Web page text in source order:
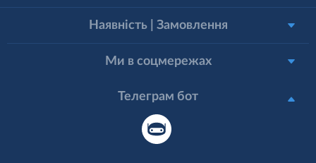
Наявність | Замовлення
Ми в соцмережах
Телеграм бот